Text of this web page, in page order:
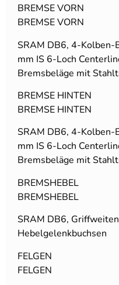
BREMSE VORN
BREMSE VORN
SRAM DB6, 4-
mm IS 6-Loch
Bremsbeläge mit
BREMSE HINTEN
BREMSE HINTEN
SRAM DB6, 4-
mm IS 6-Loch
Bremsbeläge mit
BREMSHEBEL
BREMSHEBEL
SRAM DB6,
Hebelgelenkbuchsen
FELGEN
FELGEN